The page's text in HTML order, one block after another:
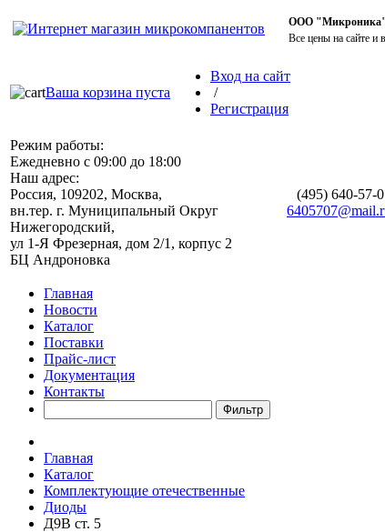
ООО "Микроника"
Все цены на сайте и
Ваша корзина пуста
Вход на сайт
/
Регистрация
Режим работы:
Ежедневно с 09:00 до 18:00
Наш адрес:
Россия, 109202, Москва,
вн.тер. г. Муниципальный Округ
Нижегородский,
ул 1-Я Фрезерная, дом 2/1, корпус 2
БЦ Андроновка
(495) 640-57-
Главная
Новости
Каталог
Поставки
Прайс-лист
Документация
Контакты
Главная
Каталог
Комплектующие отечественные
Диоды
Д9В ст. 5